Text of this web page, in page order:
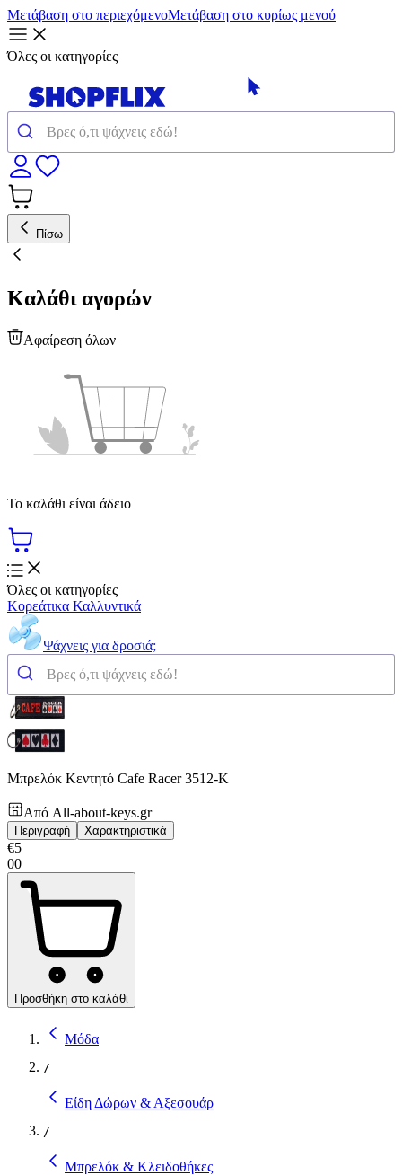
Μετάβαση στο περιεχόμενοΜετάβαση στο κυρίως μενού
Όλες οι κατηγορίες
Πίσω
Καλάθι αγορών
Αφαίρεση όλων
Το καλάθι είναι άδειο
Όλες οι κατηγορίες
Κορεάτικα Καλλυντικά
Ψάχνεις για δροσιά;
Μπρελόκ Κεντητό Cafe Racer 3512-K
Από All-about-keys.gr
Περιγραφή Χαρακτηριστικά
€5
00
Προσθήκη στο καλάθι
Μόδα
/
Είδη Δώρων & Αξεσουάρ
/
Μπρελόκ & Κλειδοθήκες